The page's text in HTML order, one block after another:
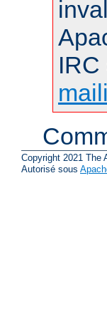
IRC
Copyright 2021 The
Autorisé sous